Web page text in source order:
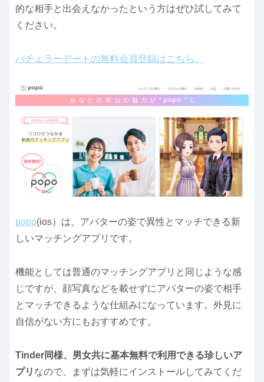
的な相手と出会えなかったという方はぜひ試してみて
ください。
バチェラーデートの無料会員登録はこちら。
popo(ios）は、アバターの姿で異性とマッチできる新
しいマッチングアプリです。
機能としては普通のマッチングアプリと同じような感
じですが、顔写真などを載せずにアバターの姿で相手
とマッチできるような仕組みになっています。外見に
自信がない方にもおすすめです。
Tinder同様、男女共に基本無料で利用できる珍しいア
プリ なので、まずは気軽にインストールしてみてくだ